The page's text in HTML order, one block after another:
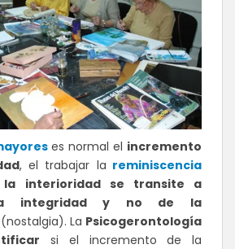
es normal el incremento
, el trabajar la reminiscencia
la interioridad se transite a
integridad y no de la
(nostalgia). La Psicogerontología
si el incremento de la